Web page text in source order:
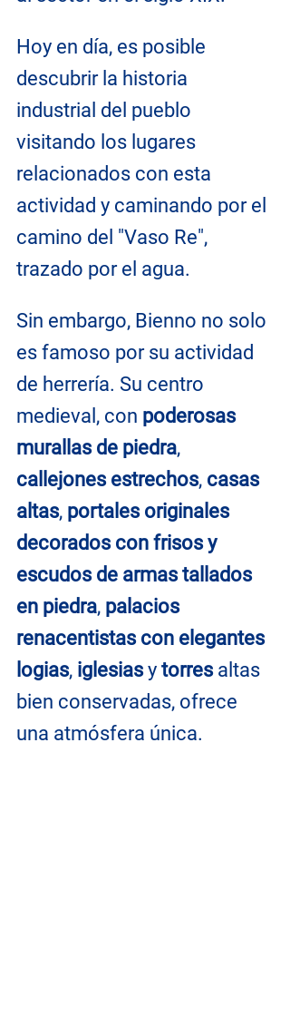
Hoy en día, es posible
descubrir la historia
industrial del pueblo
visitando los lugares
relacionados con esta
actividad y caminando por el
camino del "Vaso Re",
trazado por el agua.
Sin embargo, Bienno no solo
es famoso por su actividad
de herrería. Su centro
medieval, con poderosas
murallas de piedra,
callejones estrechos, casas
altas, portales originales
decorados con frisos y
escudos de armas tallados
en piedra, palacios
renacentistas con elegantes
logias, iglesias y torres altas
bien conservadas, ofrece
una atmósfera única.